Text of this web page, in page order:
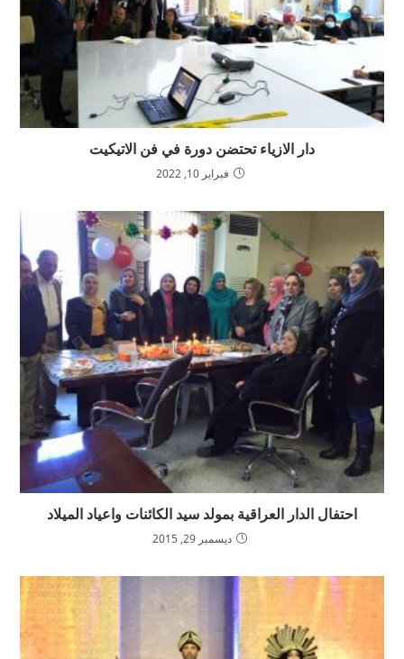
دار الازياء تحتضن دورة في فن الاتيكيت
فبراير 10, 2022
احتفال الدار العراقية بمولد سيد الكائنات واعياد الميلاد
ديسمبر 29, 2015